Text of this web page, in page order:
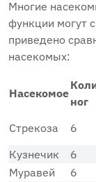
Многие
функции могут
приведено
насекомых:
Насекомое
ног
Стрекоза 6
Кузнечик
6
Муравей
6